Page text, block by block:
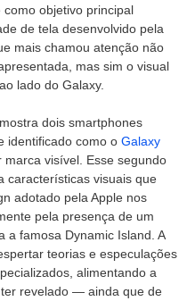
como objetivo principal
de tela desenvolvido pela
mais chamou atenção não
mas sim o visual
lado do Galaxy.
dois smartphones
identificado como o Galaxy
visível. Esse segundo
características visuais que
adotado pela Apple nos
pela presença de um
a famosa Dynamic Island. A
teorias e especulações
alimentando a
revelado — ainda que de